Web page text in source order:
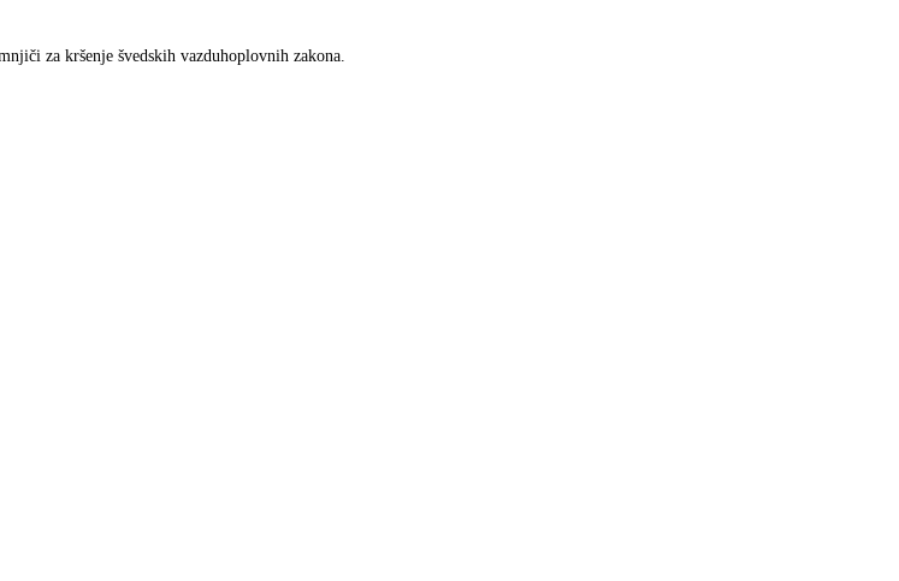
za kršenje švedskih vazduhoplovnih zakona.